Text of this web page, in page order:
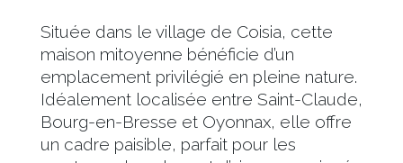
Située dans le village de Coisia, cette
maison mitoyenne bénéficie d’un
emplacement privilégié en pleine nature.
Idéalement localisée entre Saint-Claude,
Bourg-en-Bresse et Oyonnax, elle offre
un cadre paisible, parfait pour les